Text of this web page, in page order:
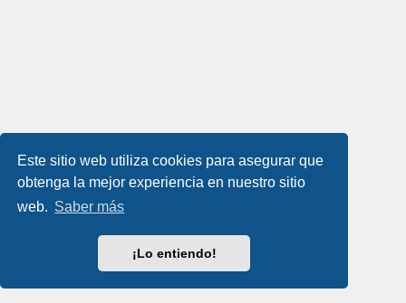
Este sitio web utiliza cookies para asegurar que
obtenga la mejor experiencia en nuestro sitio
web. Saber más
¡Lo entiendo!